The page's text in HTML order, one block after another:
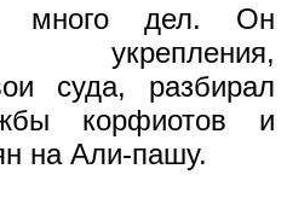
много дел. Он
укрепления,
суда, разбирал
корфиотов и
на Али-пашу.